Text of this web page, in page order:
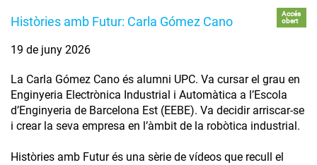
Històries amb Futur: Carla Gómez Cano
Accés
obert
19 de juny 2026
La Carla Gómez Cano és alumni UPC. Va cursar el grau en
Enginyeria Electrònica Industrial i Automàtica a l’Escola
d’Enginyeria de Barcelona Est (EEBE). Va decidir arriscar-se
i crear la seva empresa en l’àmbit de la robòtica industrial.
Històries amb Futur és una sèrie de vídeos que recull el